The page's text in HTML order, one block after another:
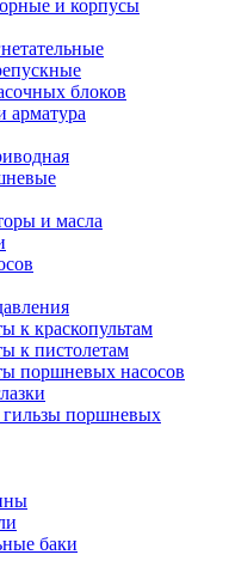
и корпусы
блоков
и масла
к краскопультам
к пистолетам
поршневых насосов
поршневых
баки